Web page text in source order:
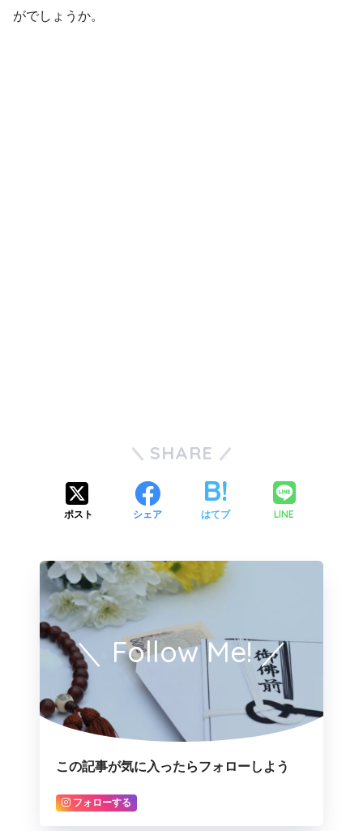
がでしょうか。
SHARE
ポスト シェア はてブ LINE
＼ Follow Me! ／
この記事が気に入ったらフォローしよう
フォローする